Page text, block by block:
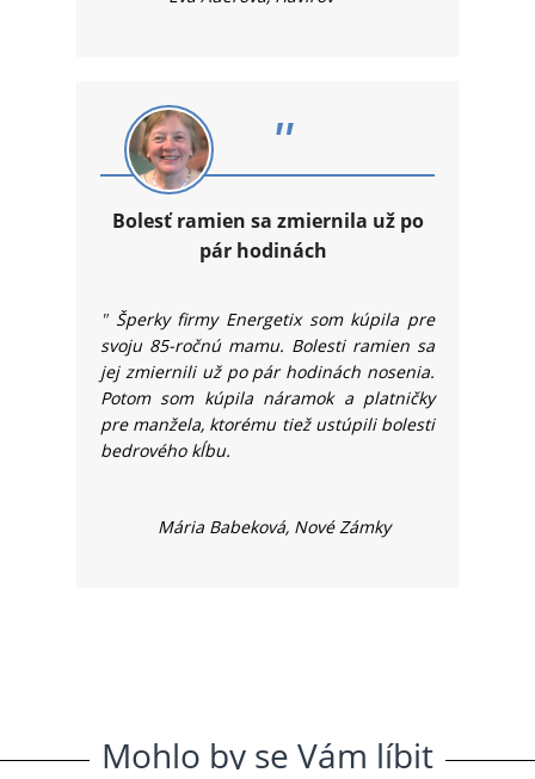
"
Bolesť ramien sa zmiernila už po
pár hodinách
" Šperky firmy Energetix som kúpila pre
svoju 85-ročnú mamu. Bolesti ramien sa
jej zmiernili už po pár hodinách nosenia.
Potom som kúpila náramok a platničky
pre manžela, ktorému tiež ustúpili bolesti
bedrového kĺbu.
Mária Babeková, Nové Zámky
Mohlo by se Vám líbit